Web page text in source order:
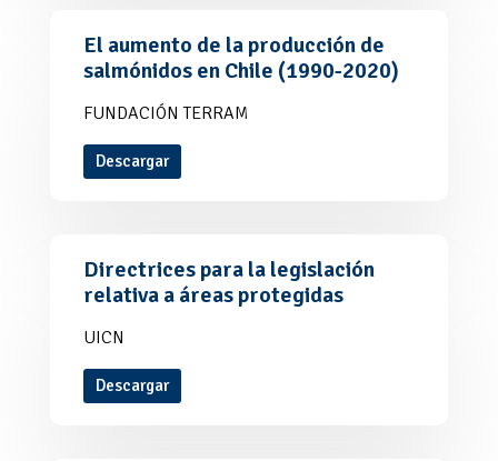
El aumento de la producción de
salmónidos en Chile (1990-2020)
FUNDACIÓN TERRAM
Descargar
Directrices para la legislación
relativa a áreas protegidas
UICN
Descargar